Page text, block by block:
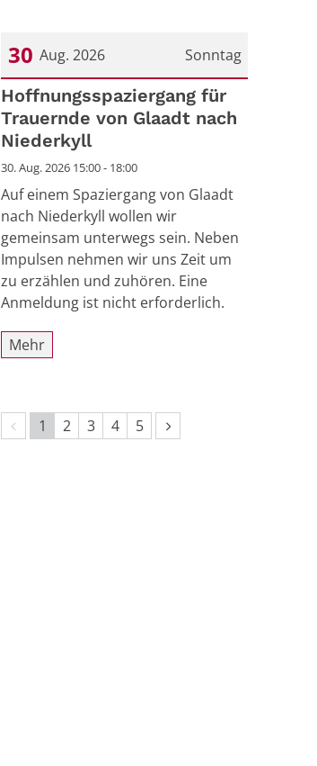
Sonntag
30 Aug. 2026
Datum: 30. August 2026
Hoffnungsspaziergang für
Trauernde von Glaadt nach
Niederkyll
30. Aug. 2026 15:00 - 18:00
Auf einem Spaziergang von Glaadt
nach Niederkyll wollen wir
gemeinsam unterwegs sein. Neben
Impulsen nehmen wir uns Zeit um
zu erzählen und zuhören. Eine
Anmeldung ist nicht erforderlich.
Mehr
Vorherige Seite
1 2 3 4 5 Nächste Seite